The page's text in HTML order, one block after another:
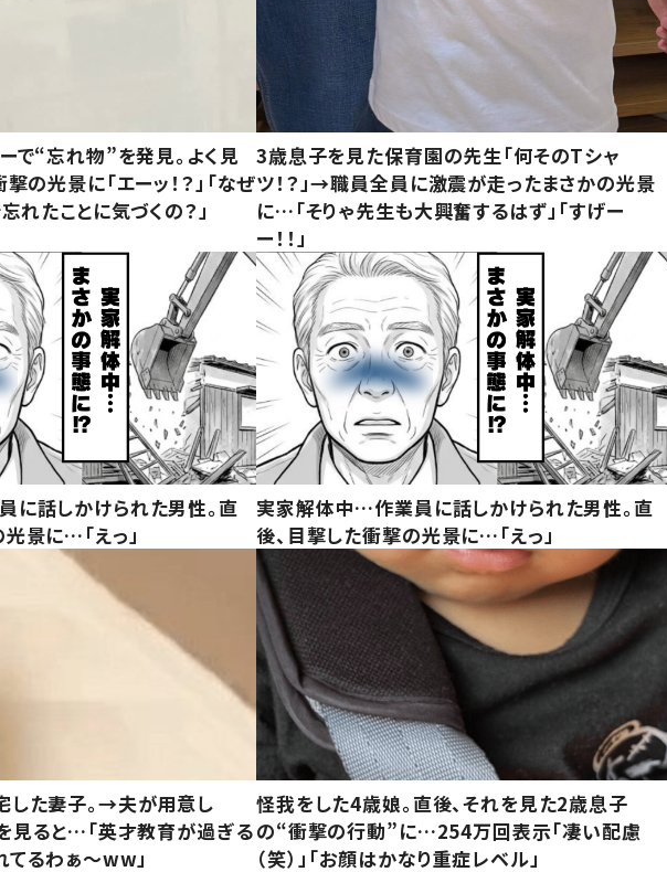
で“忘れ物”を発見。よく見
の光景に「エーッ！？」「なぜ
れたことに気づくの？」
3歳息子を見た保育園の先生「何そのTシャ
ツ！？」→職員全員に激震が走ったまさかの光景
に…「そりゃ先生も大興奮するはず」「すげー
ー！！」
話しかけられた男性。直
景に…「えっ」
実家解体中…作業員に話しかけられた男性。直
後、目撃した衝撃の光景に…「えっ」
した妻子。→夫が用意し
見ると…「英才教育が過ぎる
てるわぁ～ww」
怪我をした4歳娘。直後、それを見た2歳息子
の“衝撃の行動”に…254万回表示「凄い配慮
（笑）」「お顔はかなり重症レベル」